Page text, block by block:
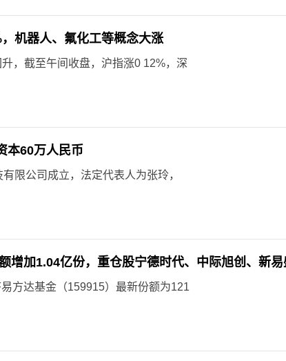
机器人、氟化工等概念大涨
，截至午间收盘，沪指涨0 12%，深
本60万人民币
限公司成立，法定代表人为张玲，
增加1.04亿份，重仓股宁德时代、中际旭创、新易
方达基金（159915）最新份额为121